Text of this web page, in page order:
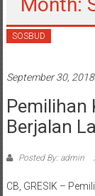
Month:
SOSBUD
September 30, 2018
Pemilihan
Berjalan
Posted By: admin
CB, GRESIK –